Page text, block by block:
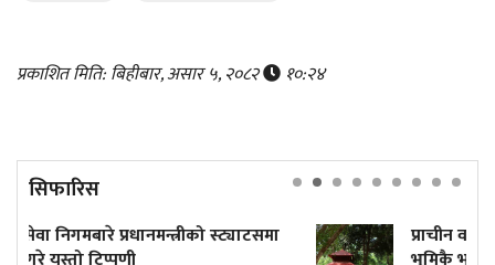
प्रकाशित मिति: बिहीबार, असार ५, २०८२ १०:२४
सिफारिस
प्राचीन वाल्मीकि आश्रम जान अझै पनि भारतीय